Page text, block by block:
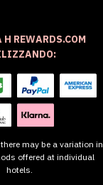
H REWARDS.COM
may be a variation in
offered at individual
hotels.